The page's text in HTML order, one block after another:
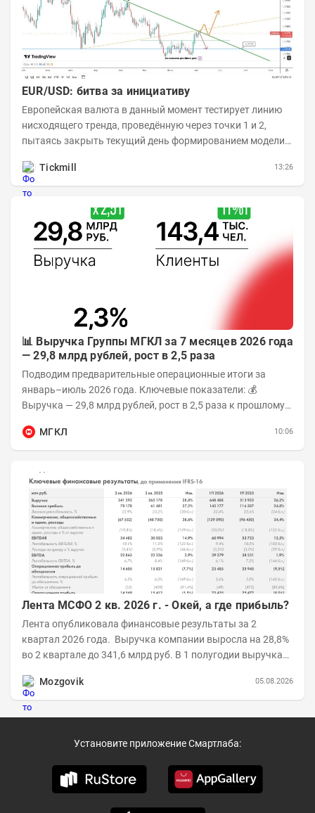
EUR/USD: битва за инициативу
Европейская валюта в данный момент тестирует линию
нисходящего тренда, проведённую через точки 1 и 2,
пытаясь закрыть текущий день формированием модели
Tickmill
13:26
📊 Выручка Группы МГКЛ за 7 месяцев 2026 года
— 29,8 млрд рублей, рост в 2,5 раза
Подводим предварительные операционные итоги за
январь–июль 2026 года. Ключевые показатели: 💰
Выручка — 29,8 млрд рублей, рост в 2,5 раза к прошлому
МГКЛ
10:06
Лента МСФО 2 кв. 2026 г. - Окей, а где прибыль?
Лента опубликовала финансовые результаты за 2
квартал 2026 года. Выручка компании выросла на 28,8%
во 2 квартале до 341,6 млрд руб. В 1 полугодии выручка
Mozgovik
05.08.2026
Установите приложение Смартлаба: